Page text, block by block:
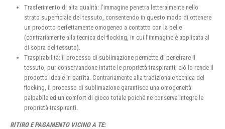
Trasferimento di alta qualità: l’immagine penetra letteralmente nello
strato superficiale del tessuto, consentendo in questo modo di ottenere
un prodotto perfettamente omogeneo a contatto con la pelle
(contrariamente alla tecnica del flocking, in cui l’immagine è applicata al
di sopra del tessuto).
Traspirabilità: il processo di sublimazione permette di penetrare il
tessuto, pur conservandone intatte le proprietà traspiranti; ciò lo rende il
prodotto ideale in partita. Contrariamente alla tradizionale tecnica del
flocking, il processo di sublimazione garantisce una omogeneità
palpabile ed un comfort di gioco totale poiché ne conserva integre le
proprietà traspiranti.
RITIRO E PAGAMENTO VICINO A TE: